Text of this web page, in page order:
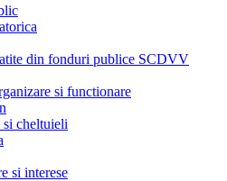
din fonduri publice SCDVV
si functionare
cheltuieli
si interese